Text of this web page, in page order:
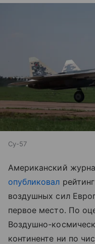
Су-57
Американский
опубликовал
воздушных сил
первое место. По
Воздушно-
континенте ни по